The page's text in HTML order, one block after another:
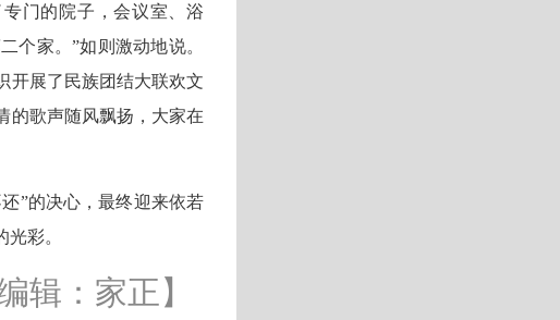
门的院子，会议室、浴
个家。”如则激动地说。
开展了民族团结大联欢文
的歌声随风飘扬，大家在
”的决心，最终迎来依若
彩。
辑：家正】